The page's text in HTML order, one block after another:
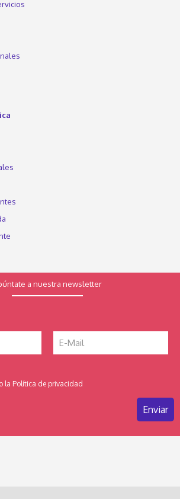
a nuestra newsletter
la Política de privacidad